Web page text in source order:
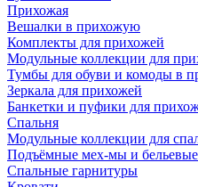
Прихожая
Вешалки в прихожую
Комплекты для прихожей
Модульные коллекции для
Тумбы для обуви и комоды в
Зеркала для прихожей
Банкетки и пуфики для
Спальня
Модульные коллекции для
Подъёмные мех-мы и бельевые
Спальные гарнитуры